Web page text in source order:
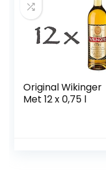
Original Wikinger
Met 12 x 0,75 l